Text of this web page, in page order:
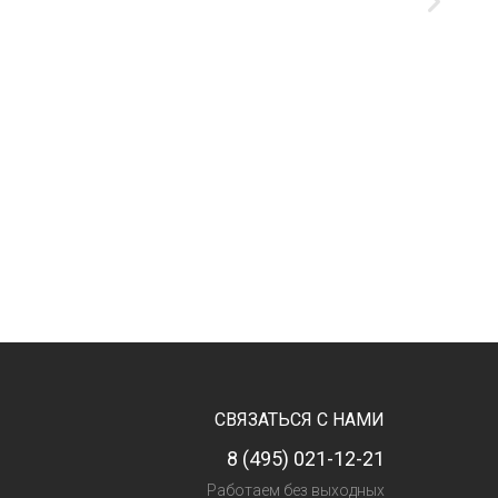
СВЯЗАТЬСЯ С НАМИ
8 (495) 021-12-21
Работаем без выходных